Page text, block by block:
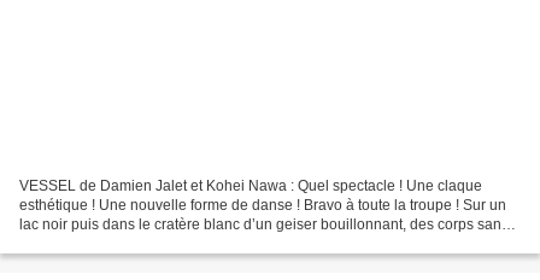
VESSEL de Damien Jalet et Kohei Nawa : Quel spectacle ! Une claque
esthétique ! Une nouvelle forme de danse ! Bravo à toute la troupe ! Sur un
lac noir puis dans le cratère blanc d’un geiser bouillonnant, des corps sans